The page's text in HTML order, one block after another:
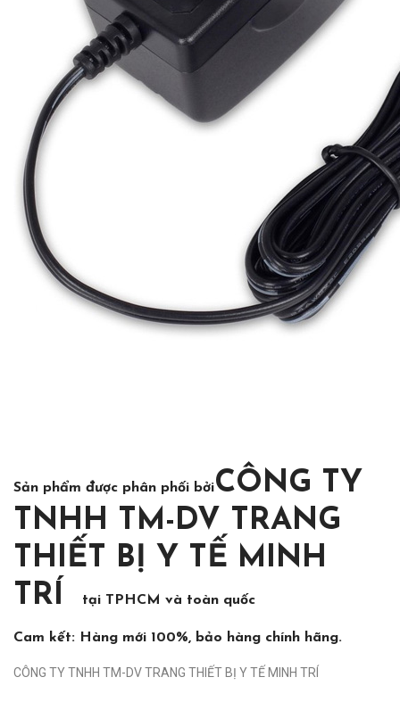
Sản phẩm được phân phối bởiCÔNG TY
TNHH TM-DV TRANG
THIẾT BỊ Y TẾ MINH
TRÍ
tại TPHCM và toàn quốc
Cam kết: Hàng mới 100%, bảo hàng chính hãng.
CÔNG TY TNHH TM-DV TRANG THIẾT BỊ Y TẾ MINH TRÍ